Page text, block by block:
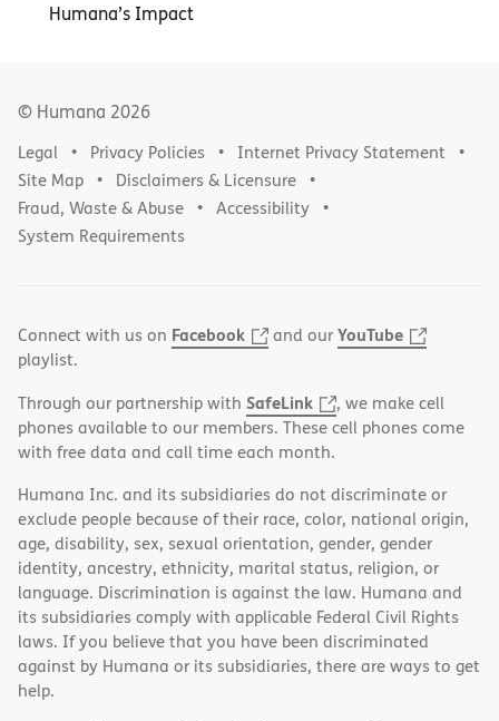
Humana’s Impact
© Humana 2026
Legal Privacy Policies
Internet Privacy Statement
Site Map
Disclaimers & Licensure
Fraud, Waste & Abuse
Accessibility
System Requirements
Connect with us on Facebook and ourYouTube
playlist.
Through our partnership with SafeLink
, we make cell
phones available to our members. These cell phones come
with free data and call time each month.
Humana Inc. and its subsidiaries do not discriminate or
exclude people because of their race, color, national origin,
age, disability, sex, sexual orientation, gender, gender
identity, ancestry, ethnicity, marital status, religion, or
language. Discrimination is against the law. Humana and
its subsidiaries comply with applicable Federal Civil Rights
laws. If you believe that you have been discriminated
against by Humana or its subsidiaries, there are ways to get
help.